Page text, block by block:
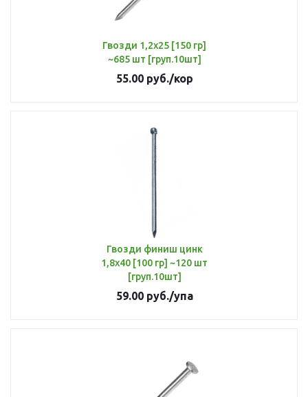
Гвозди 1,2х25 [150 гр]
~685 шт [груп.10шт]
55.00руб./кор
Гвозди финиш цинк
1,8х40 [100 гр] ~120 шт
[груп.10шт]
59.00руб./упа